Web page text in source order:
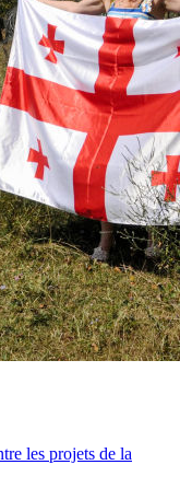
les projets de la